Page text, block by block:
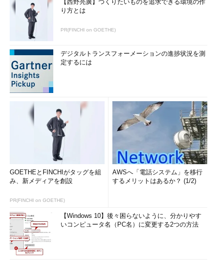
【西野亮廣】つくりたいものを追求できる環境の作
り方とは
PR(FINCHI on GOETHE)
デジタルトランスフォーメーションの進捗状況を測
定するには
GOETHEとFINCHIがタッグを組
み、新メディアを創設
PR(FINCHI on GOETHE)
AWSへ「電話システム」を移行
するメリットはあるか？ (1/2)
【Windows 10】後々困らないように、分かりやす
いコンピュータ名（PC名）に変更する2つの方法